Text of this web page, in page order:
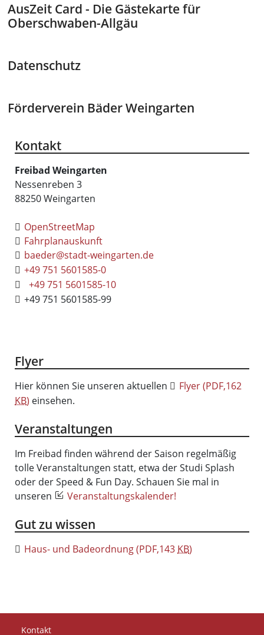
AusZeit Card - Die Gästekarte für
Oberschwaben-Allgäu
Datenschutz
Förderverein Bäder Weingarten
Kontakt
Freibad Weingarten
Nessenreben 3
88250Weingarten
OpenStreetMap
Fahrplanauskunft
baeder@stadt-weingarten.de
+49 751 5601585-0
+49 751 5601585-10
+49 751 5601585-99
Flyer
Hier können Sie unseren aktuellen Flyer(PDF,162
KB) einsehen.
Veranstaltungen
Im Freibad finden während der Saison regelmäßig
tolle Veranstaltungen statt, etwa der Studi Splash
oder der Speed & Fun Day. Schauen Sie mal in
unseren
Veranstaltungskalender!
Gut zu wissen
Haus- und Badeordnung(PDF,143 KB)
Kontakt